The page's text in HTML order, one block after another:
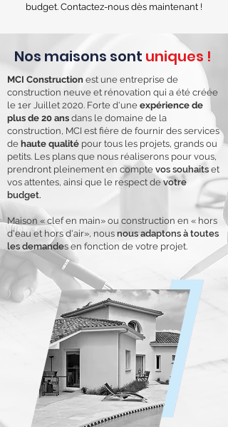
budget. Contactez-nous dès maintenant !
Nos maisons sont uniques !
MCI Construction est une entreprise de
construction neuve et rénovation qui a été créée
le 1er Juillet 2020. Forte d'une expérience de
plus de 20 ans dans le domaine de la
construction, MCI est fière de fournir des services
de haute qualité pour tous les projets, grands ou
petits. Les plans que nous réaliserons pour vous,
prendront pleinement en compte vos souhaits et
vos attentes, ainsi que le respect devotre
budget.
Maison « clef en main» ou construction en « hors
d'eau et hors d'air», nous nous adaptons à toutes
les demandes en fonction de votre projet.